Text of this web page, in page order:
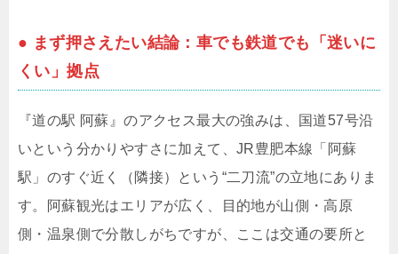
● まず押さえたい結論：車でも鉄道でも「迷いに
くい」拠点
『道の駅 阿蘇』のアクセス最大の強みは、国道57号沿
いという分かりやすさに加えて、JR豊肥本線「阿蘇
駅」のすぐ近く（隣接）という“二刀流”の立地にありま
す。阿蘇観光はエリアが広く、目的地が山側・高原
側・温泉側で分散しがちですが、ここは交通の要所と